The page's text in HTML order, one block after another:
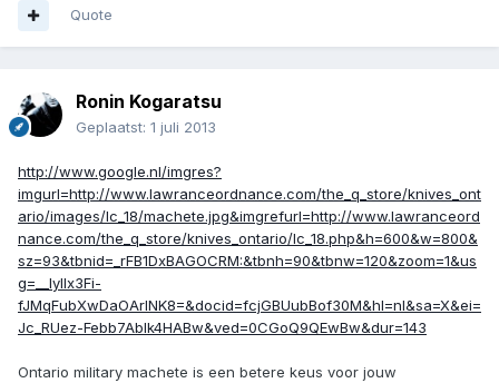
Quote
Ronin Kogaratsu
Geplaatst: 1 juli 2013
http://www.google.nl/imgres?
imgurl=http://www.lawranceordnance.com/the_q_store/knives_ont
ario/images/lc_18/machete.jpg&imgrefurl=http://www.lawranceord
nance.com/the_q_store/knives_ontario/lc_18.php&h=600&w=800&
sz=93&tbnid=_rFB1DxBAGOCRM:&tbnh=90&tbnw=120&zoom=1&us
g=__lyllx3Fi-
fJMqFubXwDaOArINK8=&docid=fcjGBUubBof30M&hl=nl&sa=X&ei=
Jc_RUez-Febb7AbIk4HABw&ved=0CGoQ9QEwBw&dur=143
Ontario military machete is een betere keus voor jouw